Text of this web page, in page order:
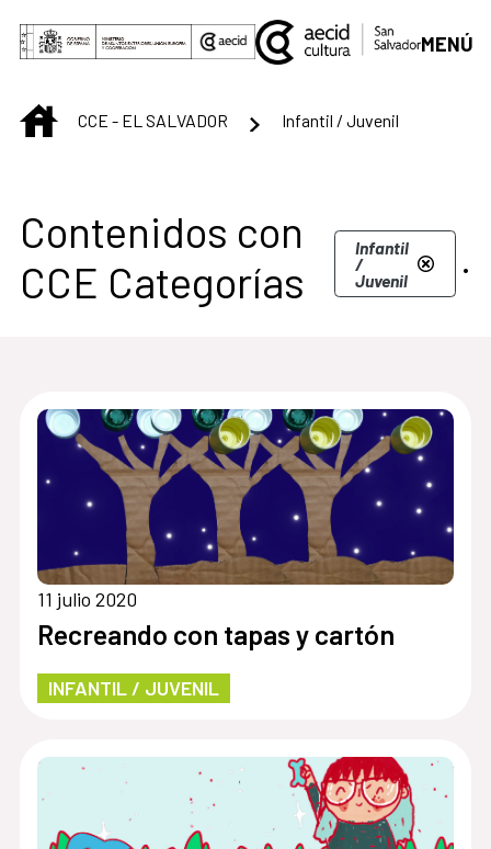
Saltar al contenido principal
MENÚ
INICIOCCE - EL SALVADOR Infantil / Juvenil
Centro Cultural de
Contenidos con
CCE Categorías
Infantil
/
Juvenil .
11 julio 2020
Recreando con tapas y cartón
INFANTIL / JUVENIL